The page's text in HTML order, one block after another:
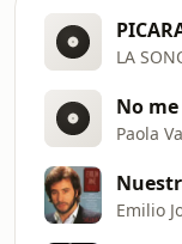
LA
No
Paola
Emilio